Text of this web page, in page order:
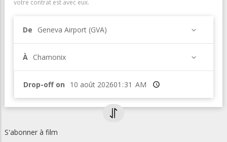
votre contrat est avec eux.
De Geneva Airport (GVA)
À Chamonix
Drop-off on Heure
S'abonner à film